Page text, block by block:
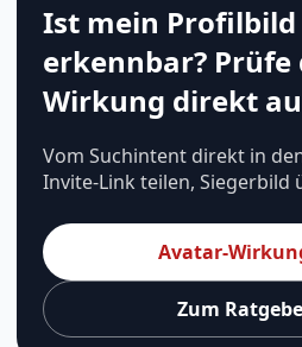
Ist mein
erkennbar? Prüfe
Wirkung direkt
Vom Suchintent direkt in
Invite-Link teilen, Siegerbild
Avatar-
Zum